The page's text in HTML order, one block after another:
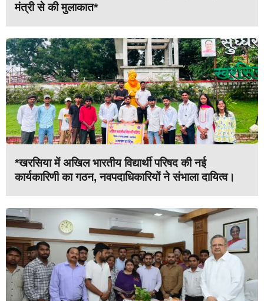
मंत्री से की मुलाकात*
*खरसिया में अखिल भारतीय विद्यार्थी परिषद की नई
कार्यकारिणी का गठन, नवपदाधिकारियों ने संभाला दायित्व।